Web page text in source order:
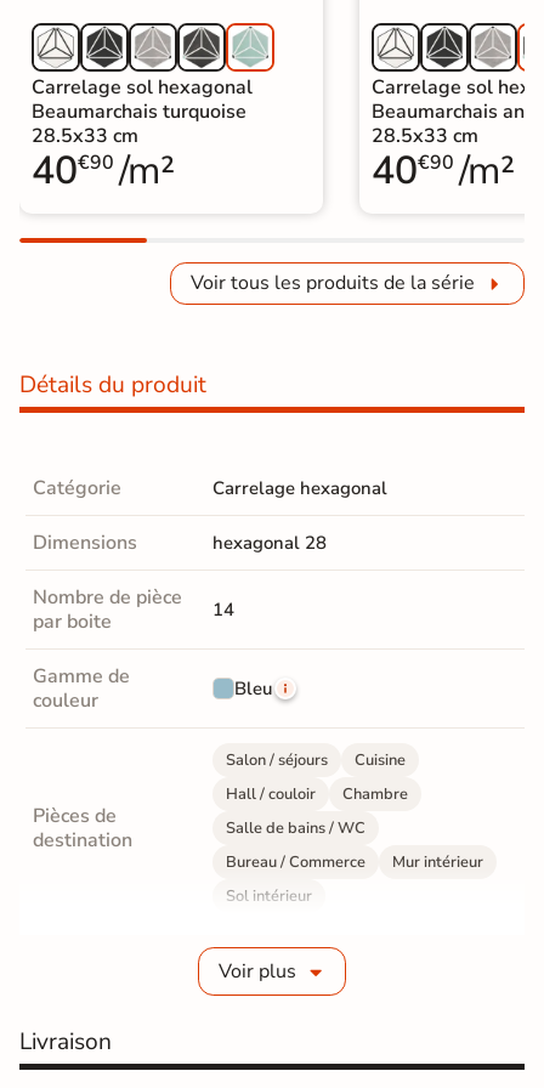
Carrelage sol hexagonal
Beaumarchais turquoise
28.5x33 cm
40€90 /m²
Carrelage sol
Beaumarchais
28.5x33 cm
40€90 /m²
Voir tous les produits de la série
Détails du produit
Catégorie Carrelage hexagonal
Dimensions hexagonal 28
Nombre de pièce
par boite
14
Gamme de
couleur
Bleu
Pièces de
destination
Salon / séjours
Cuisine
Hall / couloir
Chambre
Salle de bains / WC
Bureau / Commerce
Mur intérieur
Sol intérieur
Grès cérame émaillé
Résistance à
Gr4 - Très résistant
Voir plus
Livraison